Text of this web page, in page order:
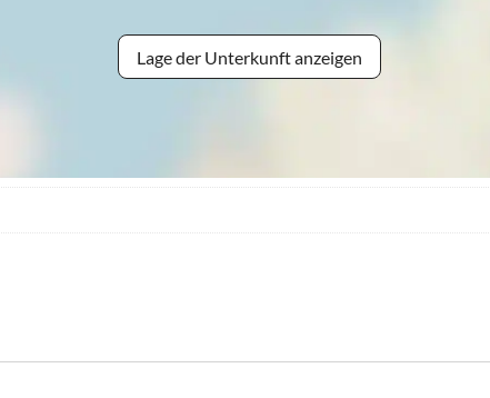
Lage der Unterkunft anzeigen